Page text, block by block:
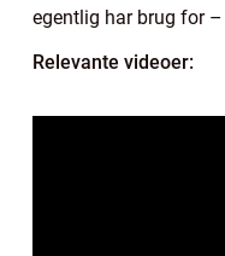
egentlig har brug for
Relevante videoer: